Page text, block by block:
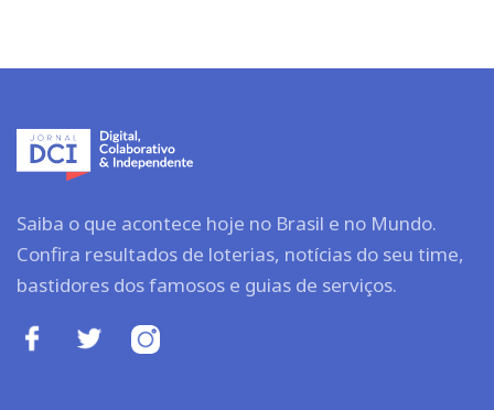
Saiba o que acontece hoje no Brasil e no Mundo.
Confira resultados de loterias, notícias do seu time,
bastidores dos famosos e guias de serviços.